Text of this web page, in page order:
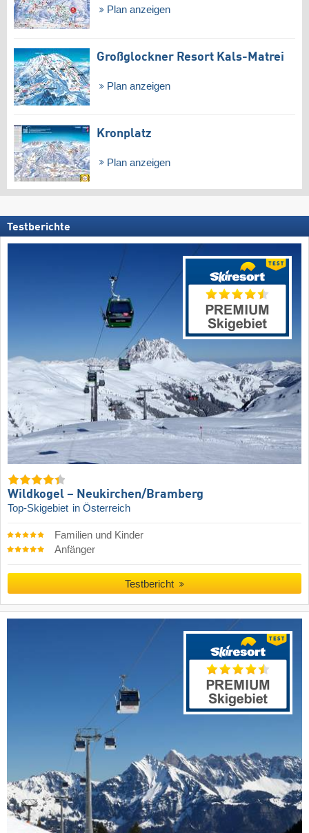
Plan anzeigen
Großglockner Resort Kals-Matrei
Plan anzeigen
Kronplatz
Plan anzeigen
Testberichte
Wildkogel – Neukirchen/​Bramberg
Top-Skigebiet in Österreich
Familien und Kinder
Anfänger
Testbericht